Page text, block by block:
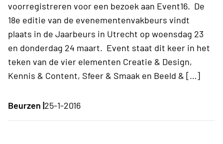
voorregistreren voor een bezoek aan Event16. De
18e editie van de evenementenvakbeurs vindt
plaats in de Jaarbeurs in Utrecht op woensdag 23
en donderdag 24 maart. Event staat dit keer in het
teken van de vier elementen Creatie & Design,
Kennis & Content, Sfeer & Smaak en Beeld & […]
Beurzen |25-1-2016